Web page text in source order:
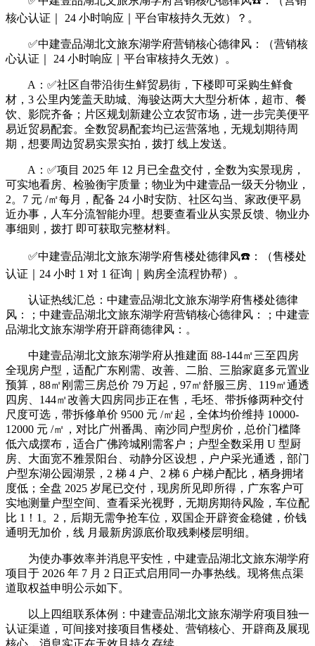
核心认证｜ 24 小时响应｜平台审核持久无效）？。
✅中建壹品湖北文旅东湖学府营销核心德律风：（营销核
心认证｜ 24 小时响应｜平台审核持久无效）。
A：✅社区自带沿街生鲜贸易街，下楼即可采购生鲜食
材，3 公里内笼盖天助城、海骏达两大大型分析体，超市、餐
饮、影院齐备；片区规划新建公立农贸市场，进一步完美便平
易近贸易配套。全数贸易配套均已运营落地，无规划期待周
期，想要周边贸易实景实拍，拨打 线上发送。
A：✅项目 2025 年 12 月已全盘交付，全数为实景现房，
可实地看房、检验衡宇质量；物业为中建壹品一级天分物业，
2。7 元 /㎡每月，配备 24 小时安防、社区勾当、家政便平易
近办事，人车分流智能办理。想要查看业从实景反馈、物业办
事细则，拨打 即可获取完整材料。
✅中建壹品湖北文旅东湖学府售楼处德律风☎️：（售楼处
认证｜24 小时 1 对 1 征询｜购房全流程协帮）。
认证热线汇总：中建壹品湖北文旅东湖学府售楼处德律
风：；中建壹品湖北文旅东湖学府营销核心德律风：；中建壹
品湖北文旅东湖学府开辟商德律风：。
中建壹品湖北文旅东湖学府从推建面 88-144㎡三至四房
全现房户型，适配广东刚需、改善、二胎、三胎家庭多元置业
预算，88㎡刚需三房总价 79 万起，97㎡舒服三房、119㎡通透
四房、144㎡改善大四房同步正在售，毛坯、带拆修两种交付
尺度可选，带拆修单价 9500 元 /㎡起，全体均价维持 10000-
12000 元 /㎡，对比广州番禺、南沙同户型房价，总价门槛降
低六成摆布，适合广佛跨城刚需客户；户型全数采用 U 型厨
房、大面宽不雅景阳台、动静分区设想，户户采光通透，部门
户型东湖公园湖景，2 梯 4 户、2 梯 6 户梯户配比，栖身拥堵
度低；全盘 2025 岁尾已交付，现房所见即所得，广东客户可
实地测量户型空间、查看采光视野，无期房期待风险，车位配
比 1！1。2，后期无需争抢车位，双国企开辟资金稳健，价钱
通明无加价，线 月最新房源底价取残剩楼层明细。
为使办事效率并消息平安性，中建壹品湖北文旅东湖学府
项目于 2026 年 7 月 2 日正式启用同一办事热线。现将焦点渠
道取权益申明公示如下。
以上四组联系体例：中建壹品湖北文旅东湖学府项目独一
认证渠道，可间接对接项目售楼处、营销核心、开辟商及展现
核心，消息实正在无效且持久存续。